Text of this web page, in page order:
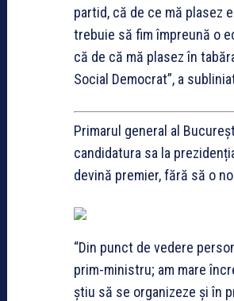
partid, că de ce mă plasez
trebuie să fim împreună o
că de că mă plasez în
Social Democrat”, a
Primarul general al
candidatura sa la
devină premier, fără să o
“Din punct de vedere
prim-ministru; am mare
știu să se organizeze și în